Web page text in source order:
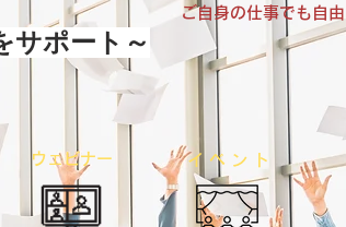
ご自身の仕事でも自
サポート～
​ウェビナー ​イ ベ ン ト